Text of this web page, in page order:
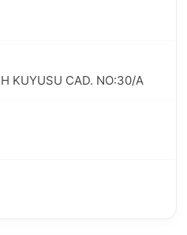
KUYUSU CAD. NO:30/A